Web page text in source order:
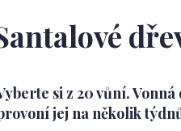
si z 20 vůní.
jej na několik